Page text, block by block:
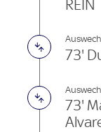
REIN
73'
73'